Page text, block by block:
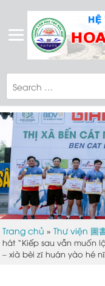
Trang chủ »Thư viện 圖
hát “Kiếp sau vẫn muốn
– xià bèi zǐ huán yào hé